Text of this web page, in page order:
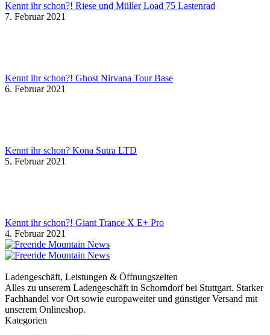
Kennt ihr schon?! Riese und Müller Load 75 Lastenrad
7. Februar 2021
Kennt ihr schon?! Ghost Nirvana Tour Base
6. Februar 2021
Kennt ihr schon? Kona Sutra LTD
5. Februar 2021
Kennt ihr schon?! Giant Trance X E+ Pro
4. Februar 2021
Ladengeschäft, Leistungen & Öffnungszeiten
Alles zu unserem Ladengeschäft in Schorndorf bei Stuttgart. Starker
Fachhandel vor Ort sowie europaweiter und günstiger Versand mit
unserem Onlineshop.
Kategorien